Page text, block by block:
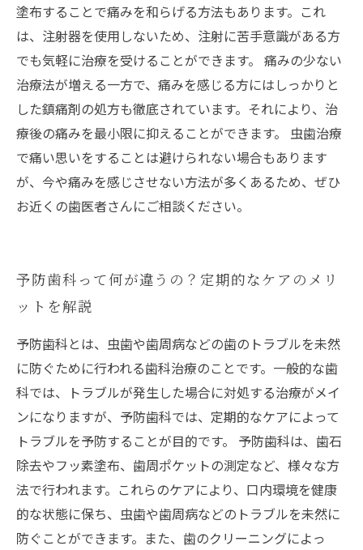
塗布することで痛みを和らげる方法もあります。これ
は、注射器を使用しないため、注射に苦手意識がある方
でも気軽に治療を受けることができます。 痛みの少ない
治療法が増える一方で、痛みを感じる方にはしっかりと
した鎮痛剤の処方も徹底されています。それにより、治
療後の痛みを最小限に抑えることができます。 虫歯治療
で痛い思いをすることは避けられない場合もあります
が、今や痛みを感じさせない方法が多くあるため、ぜひ
お近くの歯医者さんにご相談ください。
予防歯科って何が違うの？定期的なケアのメリ
ットを解説
予防歯科とは、虫歯や歯周病などの歯のトラブルを未然
に防ぐために行われる歯科治療のことです。一般的な歯
科では、トラブルが発生した場合に対処する治療がメイ
ンになりますが、予防歯科では、定期的なケアによって
トラブルを予防することが目的です。 予防歯科は、歯石
除去やフッ素塗布、歯周ポケットの測定など、様々な方
法で行われます。これらのケアにより、口内環境を健康
的な状態に保ち、虫歯や歯周病などのトラブルを未然に
防ぐことができます。また、歯のクリーニングによっ